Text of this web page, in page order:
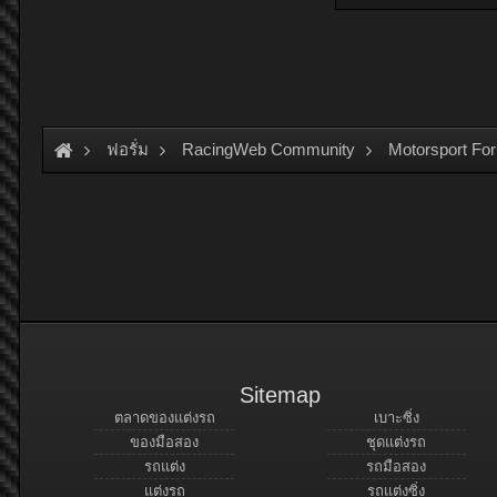
ฟอรั่ม RacingWeb Community Motorsport
Sitemap
ตลาดของแต่งรถ
ของมือสอง
รถแต่ง
แต่งรถ
เบาะซิ่ง
ชุดแต่งรถ
รถมือสอง
รถแต่งซิ่ง